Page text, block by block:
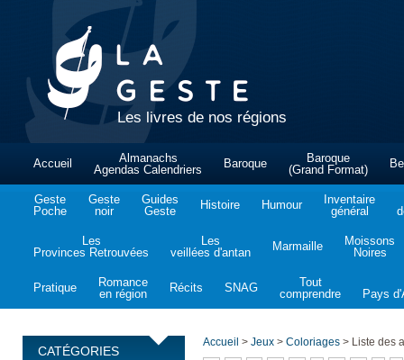
Les livres de nos régions
Accueil
Almanachs
Agendas Calendriers
Baroque
Baroque
(Grand Format)
Geste
Poche
Geste
noir
Guides
Geste
Histoire Humour
Inventaire
général
Les
Provinces Retrouvées
Les
veillées d'antan
Marmaille
Moissons
Noires
Pratique
Romance
en région
Récits SNAG
Tout
comprendre
Pays
CATÉGORIES
Accueil > Jeux > Coloriages > Liste des